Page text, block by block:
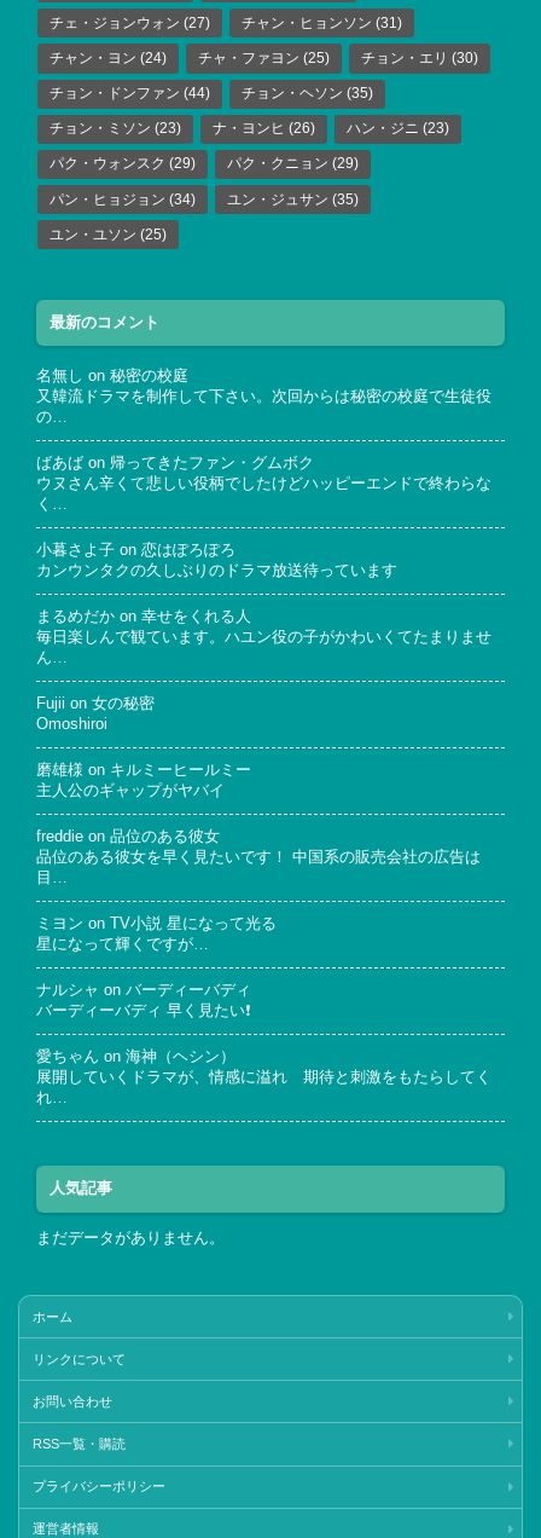
チェ・ジョンウォン (27) チャン・ヒョンソン (31)
チャン・ヨン (24) チャ・ファヨン (25) チョン・エリ (30)
チョン・ドンファン (44) チョン・ヘソン (35)
チョン・ミソン (23) ナ・ヨンヒ (26) ハン・ジニ (23)
パク・ウォンスク (29) パク・クニョン (29)
パン・ヒョジョン (34) ユン・ジュサン (35)
ユン・ユソン (25)
最新のコメント
名無し on 秘密の校庭
又韓流ドラマを制作して下さい。次回からは秘密の校庭で生徒役
の…
ばあば on 帰ってきたファン・グムボク
ウヌさん辛くて悲しい役柄でしたけどハッピーエンドで終わらな
く…
小暮さよ子 on 恋はぽろぽろ
カンウンタクの久しぶりのドラマ放送待っています
まるめだか on 幸せをくれる人
毎日楽しんで観ています。ハユン役の子がかわいくてたまりませ
ん…
Fujii on 女の秘密
Omoshiroi
磨雄様 on キルミーヒールミー
主人公のギャップがヤバイ
freddie on 品位のある彼女
品位のある彼女を早く見たいです！ 中国系の販売会社の広告は
目…
ミヨン on TV小説 星になって光る
星になって輝くですが…
ナルシャ on バーディーバディ
バーディーバディ 早く見たい❗
愛ちゃん on 海神（ヘシン）
展開していくドラマが、情感に溢れ 期待と刺激をもたらしてく
れ…
人気記事
まだデータがありません。
ホーム
リンクについて
お問い合わせ
RSS一覧・購読
プライバシーポリシー
運営者情報